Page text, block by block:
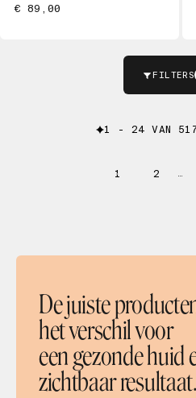
€ 89,00
FILTERS
1 - 24 VAN 517
1 2 …
De juiste
het verschil voor
een gezonde huid
zichtbaar resultaat.